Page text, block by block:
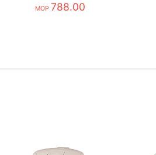
MOP 788.00